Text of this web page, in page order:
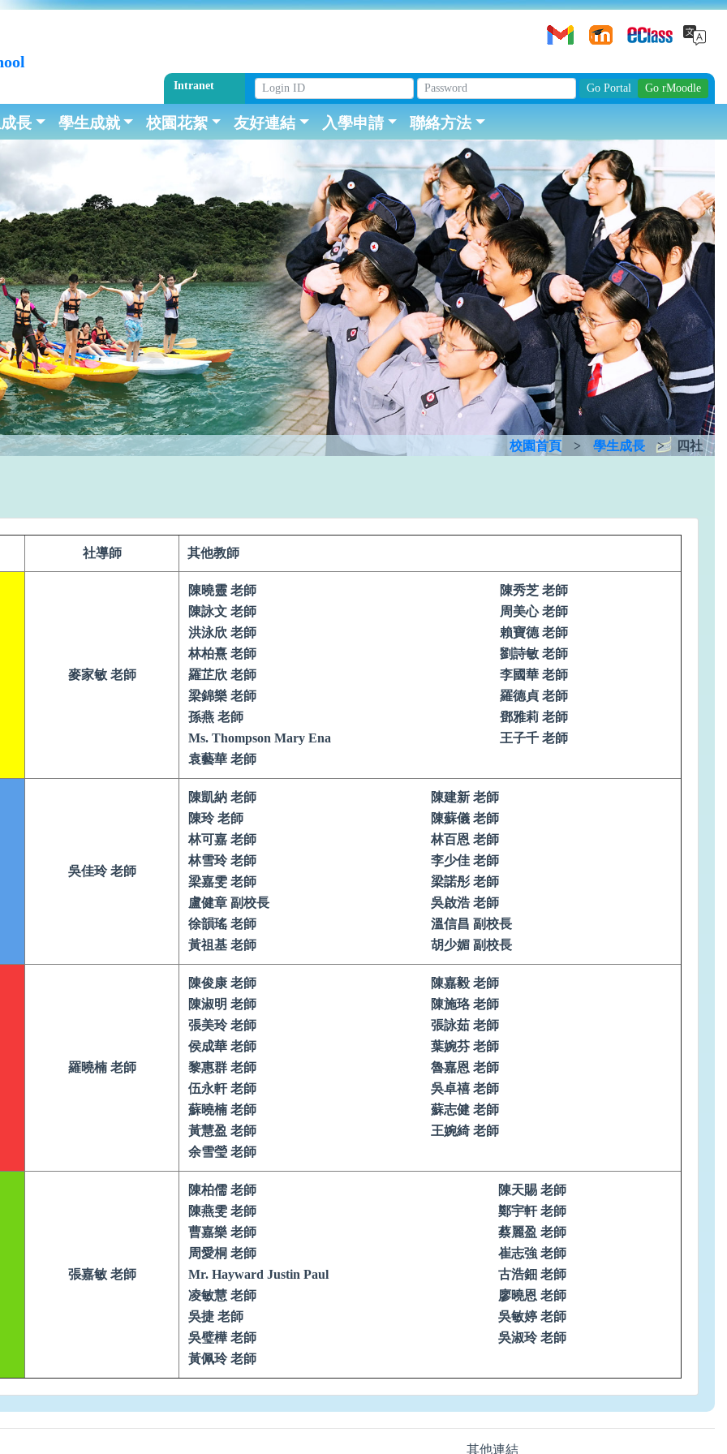
Intranet
長 學生成就 校園花絮 友好連結 入學申請 聯絡方法
校園首頁 > 學生成長 > 四社
社導師 其他教師
麥家敏 老師
陳曉靈 老師
陳秀芝 老師
陳詠文 老師
周美心 老師
洪泳欣 老師
賴寶德 老師
林柏熹 老師
劉詩敏 老師
羅芷欣 老師
李國華 老師
梁錦樂 老師
羅德貞 老師
孫燕 老師
鄧雅莉 老師
Ms. Thompson Mary Ena
王子千 老師
袁藝華 老師
吳佳玲 老師
陳凱納 老師
陳建新 老師
陳玲 老師
陳蘇儀 老師
林可嘉 老師
林百恩 老師
林雪玲 老師
李少佳 老師
梁嘉雯 老師
梁諾彤 老師
盧健章 副校長
吳啟浩 老師
徐韻瑤 老師
溫信昌 副校長
黃祖基 老師
胡少媚 副校長
羅曉楠 老師
陳俊康 老師
陳嘉毅 老師
陳淑明 老師
陳施珞 老師
張美玲 老師
張詠茹 老師
侯成華 老師
葉婉芬 老師
黎惠群 老師
魯嘉恩 老師
伍永軒 老師
吳卓禧 老師
蘇曉楠 老師
蘇志健 老師
黃慧盈 老師
王婉綺 老師
余雪瑩 老師
張嘉敏 老師
陳柏儒 老師
陳天賜 老師
陳燕雯 老師
鄭宇軒 老師
曹嘉樂 老師
蔡麗盈 老師
周愛桐 老師
崔志強 老師
Mr. Hayward Justin Paul
古浩鈿 老師
凌敏慧 老師
廖曉恩 老師
吳捷 老師
吳敏婷 老師
吳璧樺 老師
吳淑玲 老師
黃佩玲 老師
其他連結